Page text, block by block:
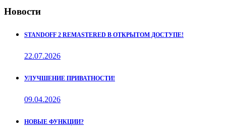
Новости
STANDOFF 2 REMASTERED В ОТКРЫТОМ ДОСТУПЕ!
22.07.2026
УЛУЧШЕНИЕ ПРИВАТНОСТИ!
09.04.2026
НОВЫЕ ФУНКЦИИ?